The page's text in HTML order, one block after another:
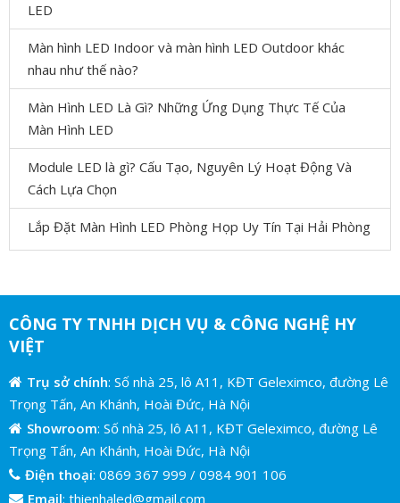
LED
Màn hình LED Indoor và màn hình LED Outdoor khác
nhau như thế nào?
Màn Hình LED Là Gì? Những Ứng Dụng Thực Tế Của
Màn Hình LED
Module LED là gì? Cấu Tạo, Nguyên Lý Hoạt Động Và
Cách Lựa Chọn
Lắp Đặt Màn Hình LED Phòng Họp Uy Tín Tại Hải Phòng
CÔNG TY TNHH DỊCH VỤ & CÔNG NGHỆ HY
VIỆT
Trụ sở chính: Số nhà 25, lô A11, KĐT Geleximco, đường Lê
Trọng Tấn, An Khánh, Hoài Đức, Hà Nội
Showroom: Số nhà 25, lô A11, KĐT Geleximco, đường Lê
Trọng Tấn, An Khánh, Hoài Đức, Hà Nội
Điện thoại: 0869 367 999 / 0984 901 106
Email: thienhaled@gmail.com